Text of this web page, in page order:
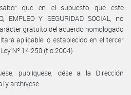
saber que en el supuesto que este
EMPLEO Y SEGURIDAD SOCIAL, no
gratuito del acuerdo homologado
aplicable lo establecido en el tercer
Nº 14.250 (t.o.2004).
publíquese, dése a la Dirección
y archívese.